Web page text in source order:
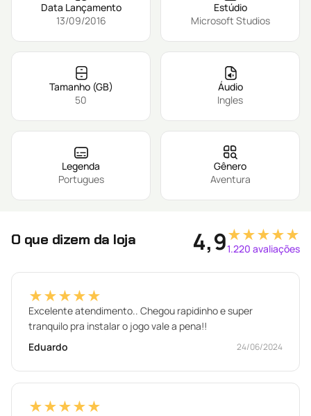
Data Lançamento
13/09/2016
Estúdio
Microsoft Studios
Tamanho (GB)
50
Áudio
Ingles
Legenda
Portugues
Gênero
Aventura
O que dizem da loja 4,9★★★★★
1.220 avaliações
★★★★★
Excelente atendimento.. Chegou rapidinho e super
tranquilo pra instalar o jogo vale a pena!!
Eduardo
24/06/2024
★★★★★